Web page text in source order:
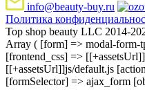
info@beauty-buy.ru
Политика
Top shop beauty LLC 2014-
Array ( [form] => modal-form-
[frontend_css] =>
[[+assetsUrl]]js/default.js
[formSelector] => ajax_form